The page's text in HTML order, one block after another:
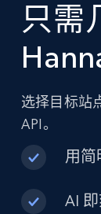
只需
选择目标站
API。
用简
AI